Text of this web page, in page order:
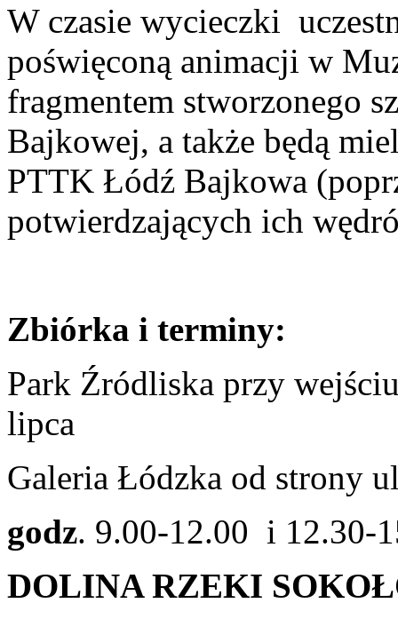
W czasie wycieczki
poświęconą animacji w
fragmentem stworzonego
Bajkowej, a także będą
PTTK Łódź Bajkowa
potwierdzających ich
Zbiórka i terminy:
Park Źródliska przy
lipca
Galeria Łódzka od strony
godz. 9.00-12.00 i 12.30-
DOLINA RZEKI